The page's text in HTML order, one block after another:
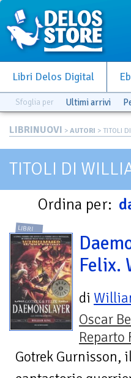
Libri Delos Digital
Sfoglia per Ultimi arrivi
LIBRINUOVI > AUTORI > TITOLI
TITOLI DI
Ordina per:
LIBRI
Felix.
di
Oscar
Reparto
Gotrek Gurnisson,